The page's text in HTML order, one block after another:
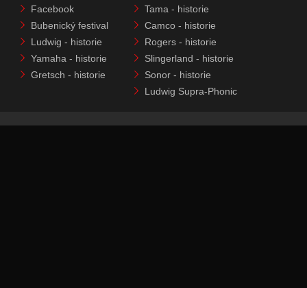
Facebook
Bubenický festival
Ludwig - historie
Yamaha - historie
Gretsch - historie
Tama - historie
Camco - historie
Rogers - historie
Slingerland - historie
Sonor - historie
Ludwig Supra-Phonic